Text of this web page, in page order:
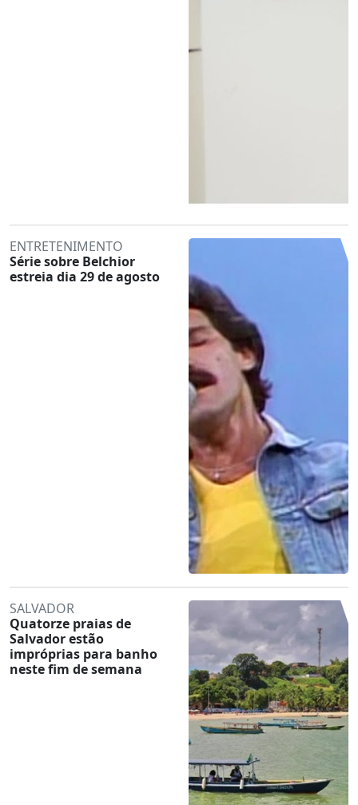
ENTRETENIMENTO
Série sobre Belchior
estreia dia 29 de agosto
SALVADOR
Quatorze praias de
Salvador estão
impróprias para banho
neste fim de semana